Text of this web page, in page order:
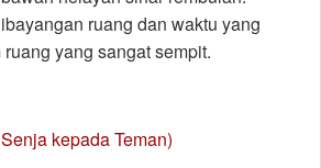
ruang dan waktu yang
yang sangat sempit.
kepada Teman)